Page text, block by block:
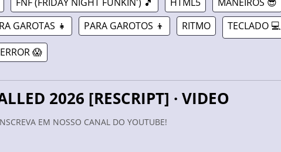
GAROTAS 👧 PARA GAROTOS 👦 RITMO TECLADO 💻
😱
2026 [RESCRIPT] · VIDEO
EM NOSSO CANAL DO YOUTUBE!